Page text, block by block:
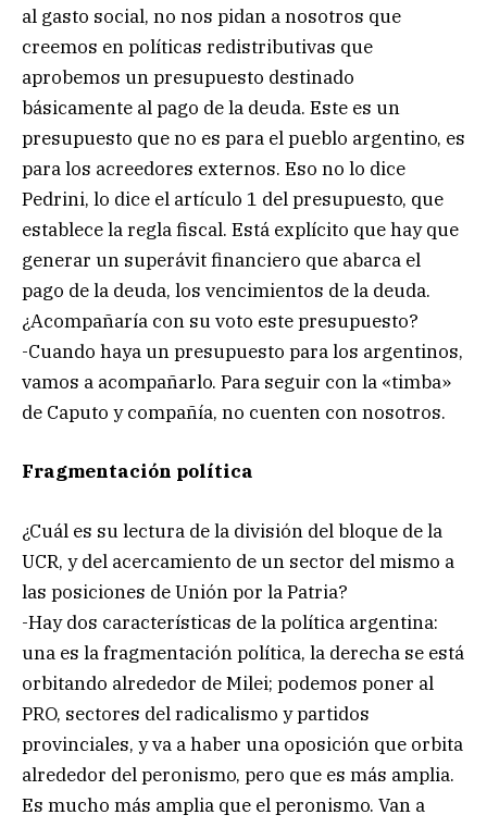
al gasto social, no nos pidan a nosotros que
creemos en políticas redistributivas que
aprobemos un presupuesto destinado
básicamente al pago de la deuda. Este es un
presupuesto que no es para el pueblo argentino, es
para los acreedores externos. Eso no lo dice
Pedrini, lo dice el artículo 1 del presupuesto, que
establece la regla fiscal. Está explícito que hay que
generar un superávit financiero que abarca el
pago de la deuda, los vencimientos de la deuda.
¿Acompañaría con su voto este presupuesto?
-Cuando haya un presupuesto para los argentinos,
vamos a acompañarlo. Para seguir con la «timba»
de Caputo y compañía, no cuenten con nosotros.
Fragmentación política
¿Cuál es su lectura de la división del bloque de la
UCR, y del acercamiento de un sector del mismo a
las posiciones de Unión por la Patria?
-Hay dos características de la política argentina:
una es la fragmentación política, la derecha se está
orbitando alrededor de Milei; podemos poner al
PRO, sectores del radicalismo y partidos
provinciales, y va a haber una oposición que orbita
alrededor del peronismo, pero que es más amplia.
Es mucho más amplia que el peronismo. Van a